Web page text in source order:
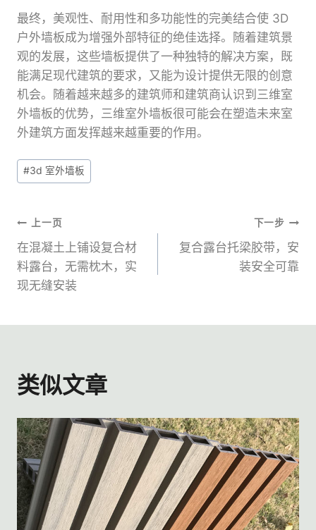
最终，美观性、耐用性和多功能性的完美结合使 3D
户外墙板成为增强外部特征的绝佳选择。随着建筑景
观的发展，这些墙板提供了一种独特的解决方案，既
能满足现代建筑的要求，又能为设计提供无限的创意
机会。随着越来越多的建筑师和建筑商认识到三维室
外墙板的优势，三维室外墙板很可能会在塑造未来室
外建筑方面发挥越来越重要的作用。
文
章
签：
#3d 室外墙板
文
章
导
航
上一页
在混凝土上铺设复合材
料露台，无需枕木，实
现无缝安装
下一步
复合露台托梁胶带，安
装安全可靠
类似文章